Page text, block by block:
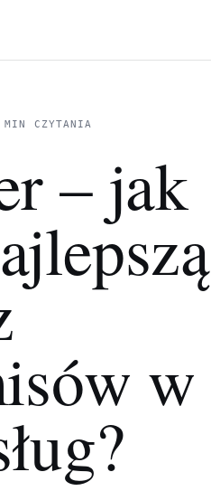
CZYTANIA
– jak
w